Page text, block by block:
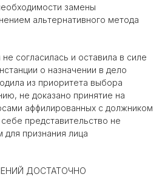
замены
альтернативного метода
согласилась и оставила в силе
о назначении в дело
из приоритета выбора
не доказано принятие на
аффилированных с должником
представительство не
для признания лица
ДОСТАТОЧНО